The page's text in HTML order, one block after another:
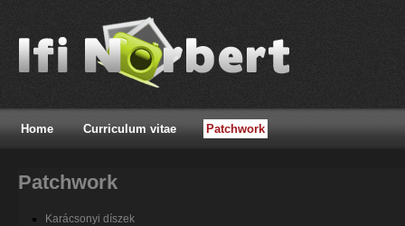
Home Curriculum vitae Patchwork
Patchwork
Karácsonyi díszek